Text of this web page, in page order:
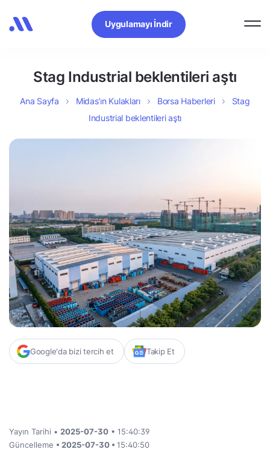
Uygulamayı İndir
Stag Industrial beklentileri aştı
Ana Sayfa Midas’ın Kulakları Borsa Haberleri
Stag
Industrial beklentileri aştı
Google'da bizi tercih et Takip Et
Yayın Tarihi • 2025-07-30 • 15:40:39
Güncelleme • 2025-07-30 • 15:40:50